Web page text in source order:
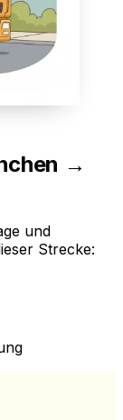
→
und
Strecke: